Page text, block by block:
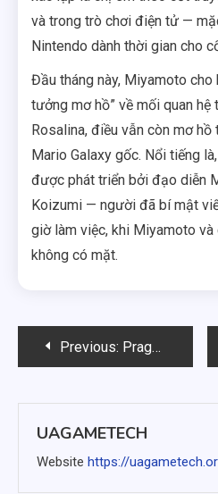
và trong trò chơi điện tử —
Nintendo dành thời gian cho
Đầu tháng này, Miyamoto
tưởng mơ hồ” về mối quan
Rosalina, điều vẫn còn mơ
Mario Galaxy gốc. Nổi tiếng
được phát triển bởi đạo diễn
Koizumi — người đã bí mật
giờ làm việc, khi Miyamoto và
không có mặt.
Điều
bài
viết
Previous: Pragmata Tài liệu Tham khảo Hài kịch Nhật Bản
UAGAMETECH
Website https://